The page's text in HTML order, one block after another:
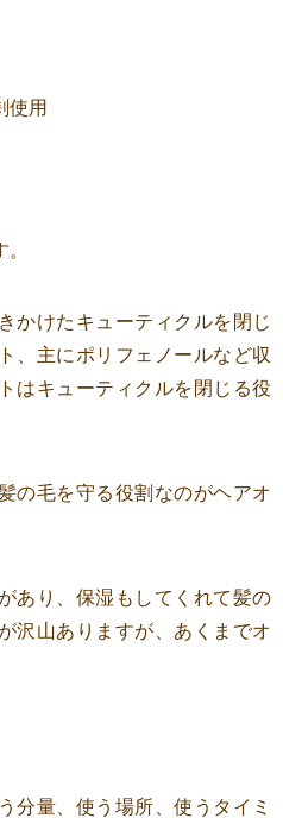
使用
かけたキューティクルを閉じ
、主にポリフェノールなど収
はキューティクルを閉じる役
の毛を守る役割なのがヘアオ
あり、保湿もしてくれて髪の
沢山ありますが、あくまでオ
分量、使う場所、使うタイミ